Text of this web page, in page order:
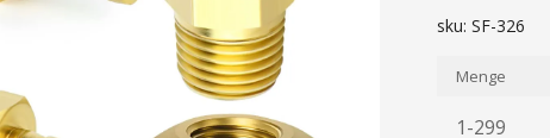
sku: SF-326
Menge
1-299